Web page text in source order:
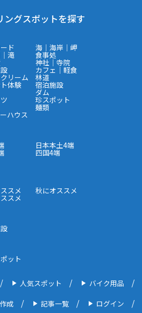
ングスポットを探す
ド 海｜海岸｜岬
滝 食事処
神社｜寺院
カフェ｜軽食
リーム 林道
体験 宿泊施設
ダム
珍スポット
麺類
ハウス
日本本土4端
四国4端
スメ 秋にオススメ
スメ
ット
人気スポット バイク用品
成 記事一覧 ログイン